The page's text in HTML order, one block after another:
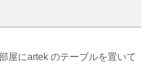
屋にartek のテーブルを置いて